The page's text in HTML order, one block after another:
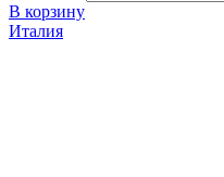
В корзину
Италия